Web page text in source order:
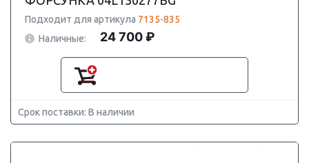
Подходит для артикула 7135-835
Наличные:
24 700 ₽
Срок поставки: В наличии